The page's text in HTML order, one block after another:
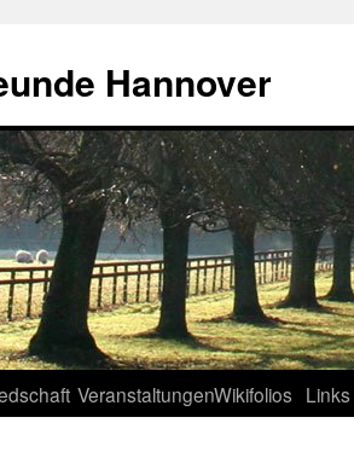
Hannover
VeranstaltungenWikifolios Links